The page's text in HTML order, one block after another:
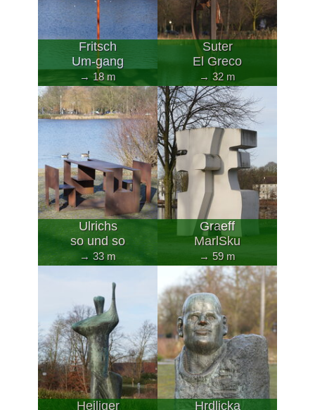
Fritsch
Um-gang
→ 18 m
Suter
El Greco
→ 32 m
Ulrichs
so und so
→ 33 m
Graeff
MarlSku
→ 59 m
Heiliger Hrdlicka